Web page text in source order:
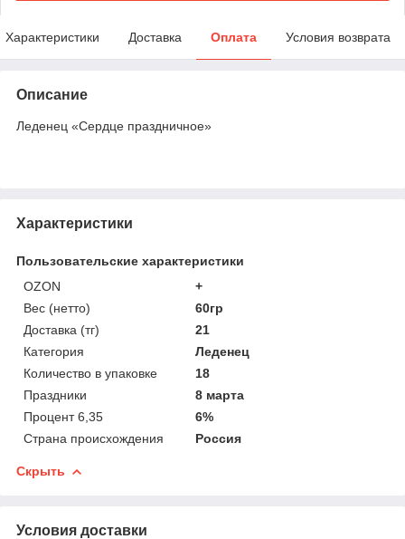
Характеристики Доставка Оплата Условия возврата
Описание
Леденец «Сердце праздничное»
Характеристики
Пользовательские характеристики
OZON
+
Вес (нетто)
60гр
Доставка (тг)
21
Категория
Леденец
Количество в упаковке
18
Праздники
8 марта
Процент 6,35
6%
Страна происхождения
Россия
Скрыть
Условия доставки